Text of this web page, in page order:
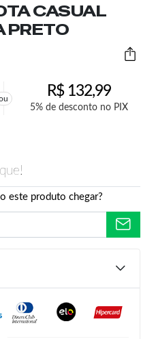
CASUAL
PRETO
R$132,99
5% de desconto no PIX
este produto chegar?